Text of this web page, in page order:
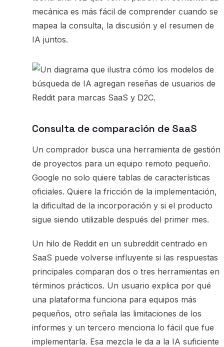
mecánica es más fácil de comprender cuando se
mapea la consulta, la discusión y el resumen de
IA juntos.
Consulta de comparación de SaaS
Un comprador busca una herramienta de gestión
de proyectos para un equipo remoto pequeño.
Google no solo quiere tablas de características
oficiales. Quiere la fricción de la implementación,
la dificultad de la incorporación y si el producto
sigue siendo utilizable después del primer mes.
Un hilo de Reddit en un subreddit centrado en
SaaS puede volverse influyente si las respuestas
principales comparan dos o tres herramientas en
términos prácticos. Un usuario explica por qué
una plataforma funciona para equipos más
pequeños, otro señala las limitaciones de los
informes y un tercero menciona lo fácil que fue
implementarla. Esa mezcla le da a la IA suficiente